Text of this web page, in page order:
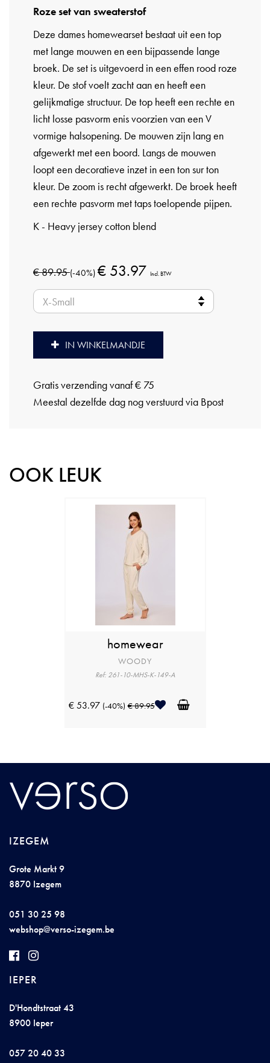
Roze set van sweaterstof
Deze dames homewearset bestaat uit een top
met lange mouwen en een bijpassende lange
broek. De set is uitgevoerd in een effen rood roze
kleur. De stof voelt zacht aan en heeft een
gelijkmatige structuur. De top heeft een rechte en
licht losse pasvorm enis voorzien van een V
vormige halsopening. De mouwen zijn lang en
afgewerkt met een boord. Langs de mouwen
loopt een decoratieve inzet in een ton sur ton
kleur. De zoom is recht afgewerkt. De broek heeft
een rechte pasvorm met taps toelopende pijpen.
K - Heavy jersey cotton blend
€ 89.95(-40%) € 53.97 Incl. BTW
IN WINKELMANDJE
Gratis verzending vanaf € 75
Meestal dezelfde dag nog verstuurd via Bpost
OOK LEUK
homewear
WOODY
Ref: 261-10-MHS-K-149-A
€ 53.97 (-40%) € 89.95
IZEGEM
Grote Markt 9
8870 Izegem
051 30 25 98
webshop@verso-izegem.be
IEPER
D'Hondtstraat 43
8900 Ieper
057 20 40 33